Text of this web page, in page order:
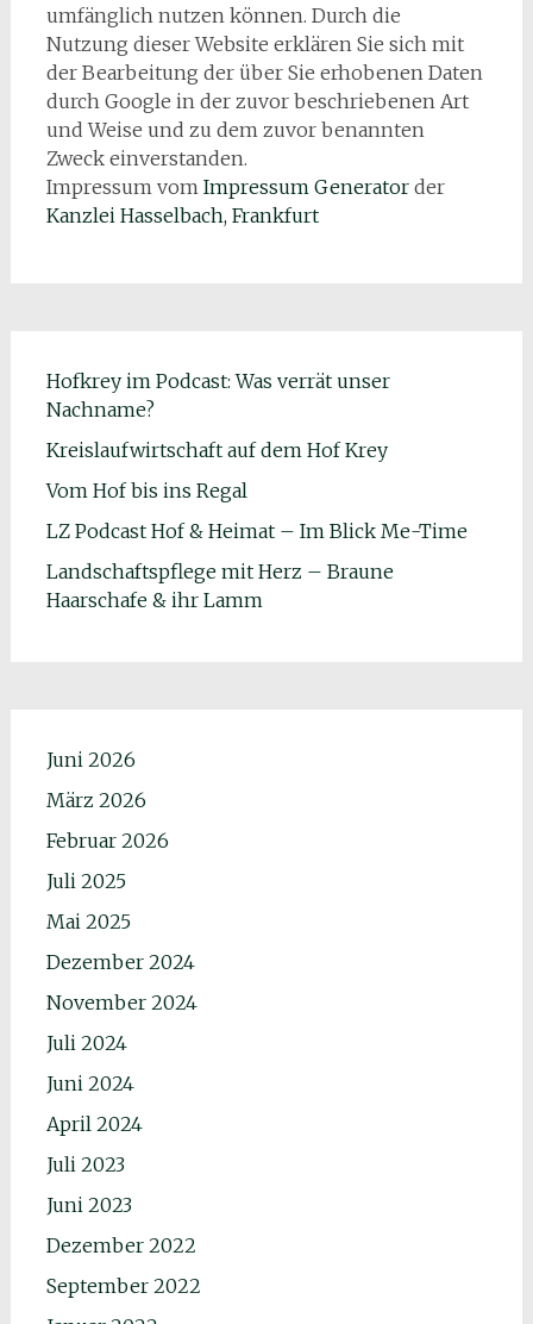
umfänglich nutzen können. Durch die
Nutzung dieser Website erklären Sie sich mit
der Bearbeitung der über Sie erhobenen Daten
durch Google in der zuvor beschriebenen Art
und Weise und zu dem zuvor benannten
Zweck einverstanden.
Impressum vom Impressum Generatorder
Kanzlei Hasselbach, Frankfurt
Hofkrey im Podcast: Was verrät unser
Nachname?
Kreislaufwirtschaft auf dem Hof Krey
Vom Hof bis ins Regal
LZ Podcast Hof & Heimat – Im Blick Me-Time
Landschaftspflege mit Herz – Braune
Haarschafe & ihr Lamm
Juni 2026
März 2026
Februar 2026
Juli 2025
Mai 2025
Dezember 2024
November 2024
Juli 2024
Juni 2024
April 2024
Juli 2023
Juni 2023
Dezember 2022
September 2022